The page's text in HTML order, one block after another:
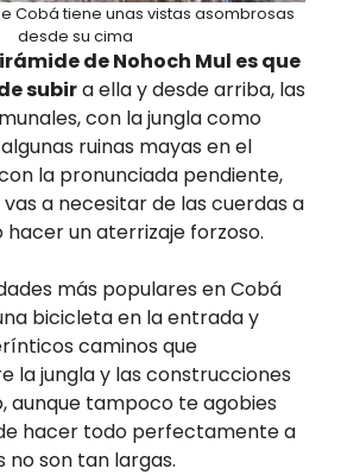
Cobá tiene unas vistas asombrosas
desde su cima
de Nohoch Mul es que
subira ella y desde arriba, las
con la jungla como
ruinas mayas en el
la pronunciada pendiente,
a necesitar de las cuerdas a
hacer un aterrizaje forzoso.
más populares en Cobá
bicicleta en la entrada y
caminos que
la jungla y las construcciones
aunque tampoco te agobies
hacer todo perfectamente a
no son tan largas.